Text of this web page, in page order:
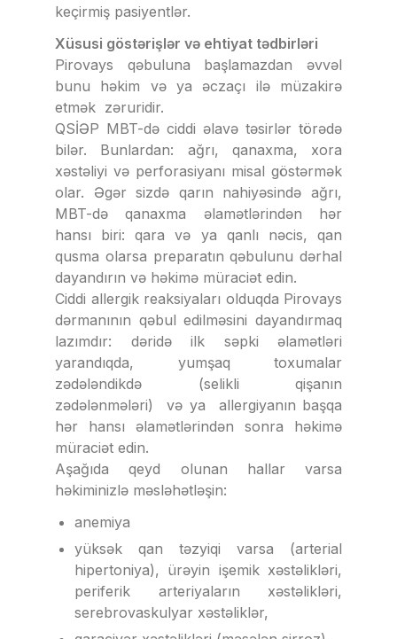
keçirmiş pasiyentlər.
Xüsusi göstərişlər və ehtiyat tədbirləri
Pirovays qəbuluna başlamazdan əvvəl
bunu həkim və ya əczaçı ilə müzakirə
etmək zəruridir.
QSİƏP MBT-də ciddi əlavə təsirlər törədə
bilər. Bunlardan: ağrı, qanaxma, xora
xəstəliyi və perforasiyanı misal göstərmək
olar. Əgər sizdə qarın nahiyəsində ağrı,
MBT-də qanaxma əlamətlərindən hər
hansı biri: qara və ya qanlı nəcis, qan
qusma olarsa preparatın qəbulunu dərhal
dayandırın və həkimə müraciət edin.
Ciddi allergik reaksiyaları olduqda Pirovays
dərmanının qəbul edilməsini dayandırmaq
lazımdır: dəridə ilk səpki əlamətləri
yarandıqda, yumşaq toxumalar
zədələndikdə (selikli qişanın
zədələnmələri) və ya allergiyanın başqa
hər hansı əlamətlərindən sonra həkimə
müraciət edin.
Aşağıda qeyd olunan hallar varsa
həkiminizlə məsləhətləşin:
anemiya
yüksək qan təzyiqi varsa (arterial
hipertoniya), ürəyin işemik xəstəlikləri,
periferik arteriyaların xəstəlikləri,
serebrovaskulyar xəstəliklər,